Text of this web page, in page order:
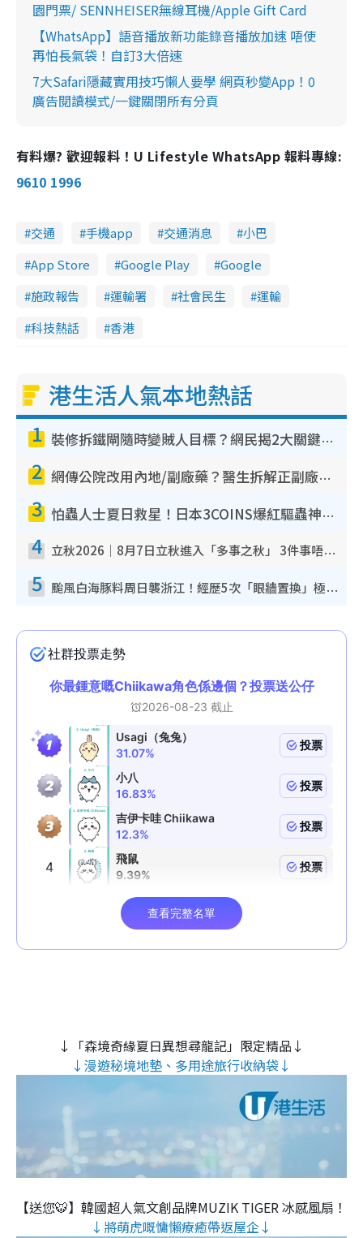
園門票/ SENNHEISER無線耳機/Apple Gift Card
【WhatsApp】語音播放新功能錄音播放加速 唔使
再怕長氣袋！自訂3大倍速
7大Safari隱藏實用技巧懶人要學 網頁秒變App！0
廣告閱讀模式/一鍵關閉所有分頁
有料爆? 歡迎報料！U Lifestyle WhatsApp 報料專線:
9610 1996
交通 手機app 交通消息
小巴
App Store
Google Play
Google
施政報告
運輸署 社會民生
運輸
科技熱話
香港
港生活人氣本地熱話
1 裝修拆鐵閘隨時變賊人目標？網民揭2大關鍵用途：裝新式等於白裝？附新舊鐵閘分別
2 網傳公院改用內地/副廠藥？醫生拆解正副廠分別 揭4類人換藥隨時出事
3 怕蟲人士夏日救星！日本3COINS爆紅驅蟲神器$45起 1招「全程免觸碰」輕鬆搞定小強
4 立秋2026｜8月7日立秋進入「多事之秋」 3件事唔做得！專家教6招開運 清枱頭／銀包納氣接好運
5 颱風白海豚料周日襲浙江！經歷5次「眼牆置換」極罕見 成登陸內地最長途颱風
↓「森境奇緣夏日異想尋龍記」限定精品↓
↓漫遊秘境地墊、多用途旅行收納袋↓
【送您🐯】韓國超人氣文創品牌MUZIK TIGER 冰感風扇！
↓將萌虎嘅慵懶療癒帶返屋企↓